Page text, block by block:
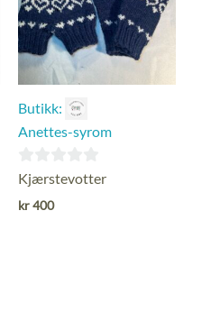
Butikk:
Anettes-syrom
0
ut
Kjærstevotter
kr400